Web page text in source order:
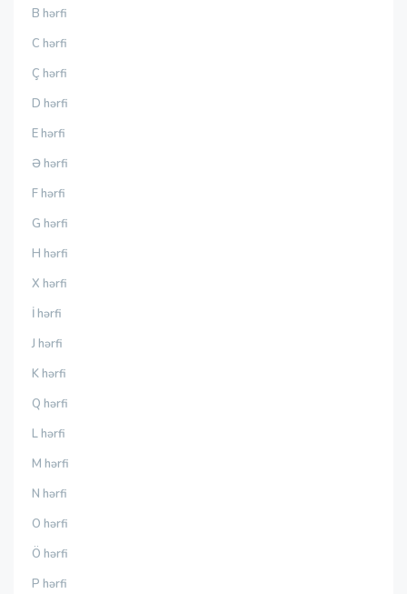
B hərfi
C hərfi
Ç hərfi
D hərfi
E hərfi
Ə hərfi
F hərfi
G hərfi
H hərfi
X hərfi
İ hərfi
J hərfi
K hərfi
Q hərfi
L hərfi
M hərfi
N hərfi
O hərfi
Ö hərfi
P hərfi